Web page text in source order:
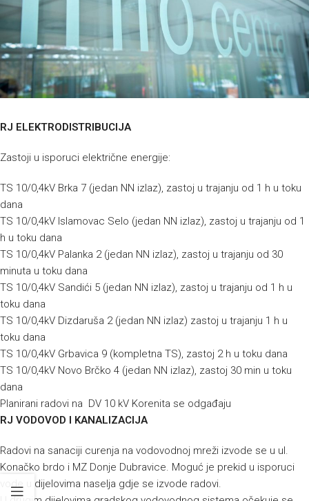
RJ ELEKTRODISTRIBUCIJA
Zastoji u isporuci električne energije:
TS 10/0,4kV Brka 7 (jedan NN izlaz), zastoj u trajanju od 1 h u toku
dana
TS 10/0,4kV Islamovac Selo (jedan NN izlaz), zastoj u trajanju od 1
h u toku dana
TS 10/0,4kV Palanka 2 (jedan NN izlaz), zastoj u trajanju od 30
minuta u toku dana
TS 10/0,4kV Sandići 5 (jedan NN izlaz), zastoj u trajanju od 1 h u
toku dana
TS 10/0,4kV Dizdaruša 2 (jedan NN izlaz) zastoj u trajanju 1 h u
toku dana
TS 10/0,4kV Grbavica 9 (kompletna TS), zastoj 2 h u toku dana
TS 10/0,4kV Novo Brčko 4 (jedan NN izlaz), zastoj 30 min u toku
dana
Planirani radovi na DV 10 kV Korenita se odgađaju
RJ VODOVOD I KANALIZACIJA
Radovi na sanaciji curenja na vodovodnoj mreži izvode se u ul.
Konačko brdo i MZ Donje Dubravice. Moguć je prekid u isporuci
vode u dijelovima naselja gdje se izvode radovi.